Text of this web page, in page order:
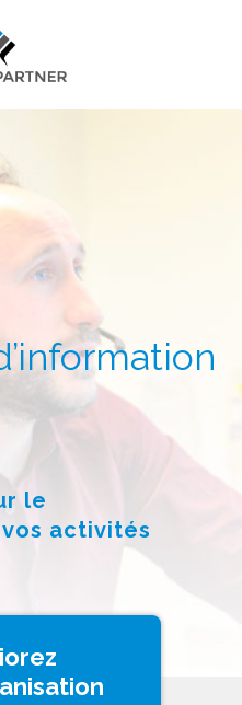
le
activités